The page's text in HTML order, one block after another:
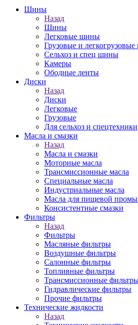
Шины
Назад
Шины
Легковые шины
Грузовые и
Сельхоз и спец шины
Камеры
Ободные ленты
Диски
Назад
Диски
Легковые
Грузовые
Для сельхоз и спецтехники
Масла и смазки
Назад
Масла и смазки
Моторные масла
Трансмиссионные масла
Специальные масла
Индустриальные масла
Масла для пищевой
Консистентные смазки
Фильтры
Назад
Фильтры
Масляные фильтры
Воздушные фильтры
Салонные фильтры
Топливные фильтры
Трансмиссионные
Гидравлические фильтры
Прочие фильтры
Технические жидкости
Назад